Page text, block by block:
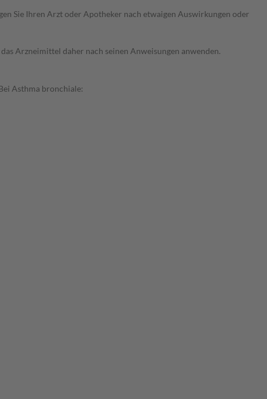
Sie Ihren Arzt oder Apotheker nach etwaigen Auswirkungen oder
Arzneimittel daher nach seinen Anweisungen anwenden.
Asthma bronchiale: